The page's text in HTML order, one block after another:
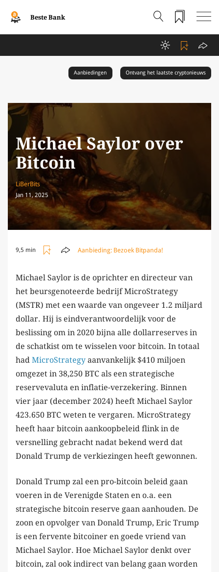
Beste Bank
Aanbiedingen Ontvang het laatste cryptonieuws
Michael Saylor over
Bitcoin
LiBerBits
Jan 11, 2025
9,5 min Aanbieding: Bezoek Bitpanda!
Michael Saylor is de oprichter en directeur van
het beursgenoteerde bedrijf MicroStrategy
(MSTR) met een waarde van ongeveer 1.2 miljard
dollar. Hij is eindverantwoordelijk voor de
beslissing om in 2020 bijna alle dollarreserves in
de schatkist om te wisselen voor bitcoin. In totaal
had MicroStrategy aanvankelijk $410 miljoen
omgezet in 38,250 BTC als een strategische
reservevaluta en inflatie-verzekering. Binnen
vier jaar (december 2024) heeft Michael Saylor
423.650 BTC weten te vergaren. MicroStrategy
heeft haar bitcoin aankoopbeleid flink in de
versnelling gebracht nadat bekend werd dat
Donald Trump de verkiezingen heeft gewonnen.
Donald Trump zal een pro-bitcoin beleid gaan
voeren in de Verenigde Staten en o.a. een
strategische bitcoin reserve gaan aanhouden. De
zoon en opvolger van Donald Trump, Eric Trump
is een fervente bitcoiner en goede vriend van
Michael Saylor. Hoe Michael Saylor denkt over
bitcoin, zal ook indirect van belang gaan worden